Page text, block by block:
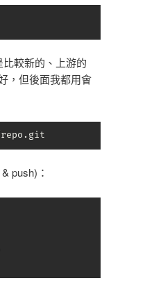
較新的、上游的
，但後面我都用會
repo.git
push)：